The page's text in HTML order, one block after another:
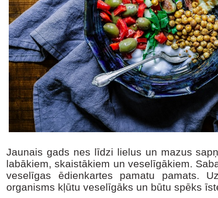
Jaunais gads nes līdzi lielus un mazus
labākiem, skaistākiem un veselīgākiem.
veselīgas ēdienkartes pamatu pamats.
organisms kļūtu veselīgāks un būtu spēks